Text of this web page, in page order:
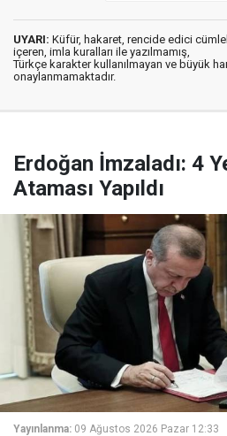
UYARI: Küfür, hakaret, rencide edici
içeren, imla kuralları ile yazılmamış,
Türkçe karakter kullanılmayan ve büyük
onaylanmamaktadır.
Erdoğan İmzaladı: 4
Ataması Yapıldı
Yayınlanma: 09 Ağustos 2026 Pazar 12:33